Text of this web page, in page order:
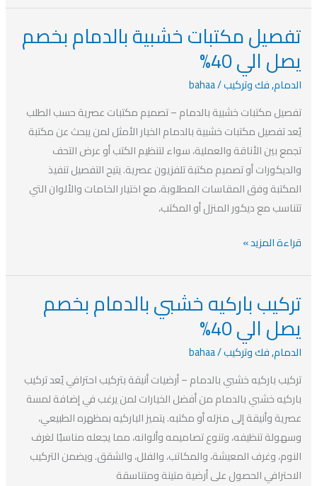
تفصيل مكتبات خشبية بالدمام بخصم
يصل الي 40%
الدمام,فك وتركيب/
bahaa
تفصيل مكتبات خشبية بالدمام – تصميم مكتبات عصرية حسب الطلب
يُعد تفصيل مكتبات خشبية بالدمام الخيار الأمثل لمن يبحث عن مكتبة
تجمع بين الأناقة والعملية، سواء لتنظيم الكتب أو عرض التحف
والديكورات أو تصميم مكتبة تلفزيون عصرية. يتيح التفصيل تنفيذ
المكتبة وفق المقاسات المطلوبة، مع اختيار الخامات والألوان التي
تتناسب مع ديكور المنزل أو المكتب،
تفصيل
مكتبات
خشبية
بالدمام
بخصم
يصل
الي
40%
قراءة المزيد »
تركيب باركيه خشبي بالدمام بخصم
يصل الي 40%
الدمام,فك وتركيب/
bahaa
تركيب باركيه خشبي بالدمام – أرضيات أنيقة بتركيب احترافي يُعد تركيب
باركيه خشبي بالدمام من أفضل الخيارات لمن يرغب في إضافة لمسة
عصرية وأنيقة إلى منزله أو مكتبه. يتميز الباركيه بمظهره الطبيعي،
وسهولة تنظيفه، وتنوع تصاميمه وألوانه، مما يجعله مناسبًا لغرف
النوم، وغرف المعيشة، والمكاتب، والفلل، والشقق. ويضمن التركيب
الاحترافي الحصول على أرضية متينة ومتناسقة
تركيب
باركيه
خشبي
بالدمام
بخصم
يصل
الي
40%